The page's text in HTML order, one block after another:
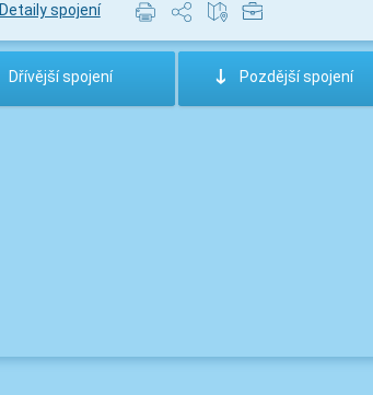
Detaily spojení
Dřívější spojení ; Pozdější spojení